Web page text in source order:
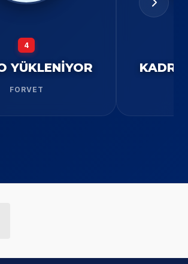
4
YÜKLENİYOR
FORVET